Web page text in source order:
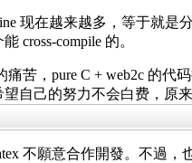
现在越来越多，等于就
cross-compile 的。
痛苦，pure C + web2c 的代
自己的努力不会白费，原
不願意合作開發。不過